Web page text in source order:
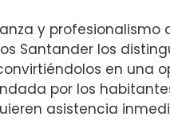
y profesionalismo
Santander los
en una
por los
asistencia